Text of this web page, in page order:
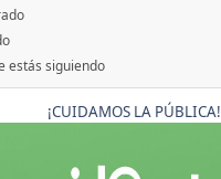
estás siguiendo
¡CUIDAMOS LA PÚBLICA!